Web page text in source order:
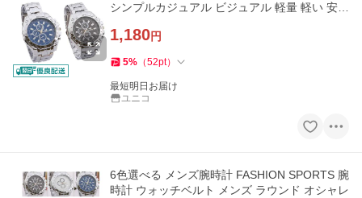
シンプルカジュアル ビジュアル 軽量 軽い 安い
1,180円
5% （52pt）
最短明日お届け
ユニコ
6色選べる メンズ腕時計 FASHION SPORTS 腕
時計 ウォッチベルト メンズ ラウンド オシャレ